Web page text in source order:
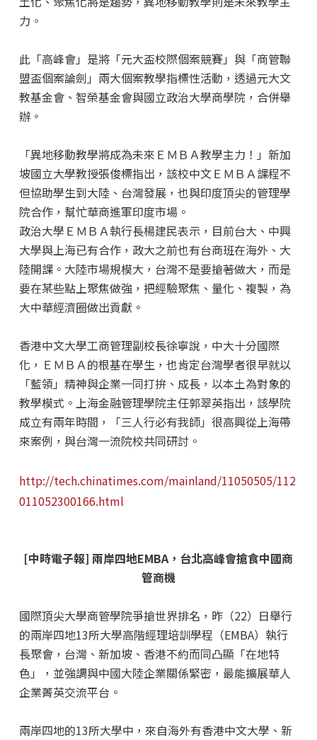
力。
此「高峰會」是將「元大盃校際個案競賽」與「商管聯
盟盃個案論劍」兩大個案教學指標性活動，透過元大文
教基金會、智榮基金會與國立政治大學商學院，合併舉
辦。
「異地移動教學將成為未來ＥＭＢＡ教學主力！」新加
坡國立大學教授張俊標指出，該校中文ＥＭＢＡ課程不
但協助學生到大陸、台灣發展，也與印度頂尖的管理學
院合作，幫忙華商進軍印度市場。
政治大學ＥＭＢＡ執行長楊建民表示，目前台大、中興
大學與上海已有合作，政大之前也有台商班在海外、大
陸開課。大陸市場規模大，台灣不是要搶著做大，而是
要在某些點上聚焦做強，把經驗聚焦、量化、複製，為
大中華經濟圈做出貢獻。
香港中文大學工商管理副校長徐寧說，中大十分國際
化，ＥＭＢＡ的根基在學生，也肯定台灣學者很早就以
「藍領」精神與企業一同打拚、成長，以本土為對象的
教學模式。上海金融管理學院主任郭翠英指出，該學院
成立有兩年時間，「三人行必有我師」很高興從上海帶
來案例，與台灣一流院校共同研討。
http://tech.chinatimes.com/mainland/11050505/112
011052300166.html
[中時電子報] 兩岸四地EMBA，台北高峰會搶食中國商
管商機
國際頂尖大學商管學院爭搶世界排名，昨（22）日舉行
的兩岸四地13所大學高階經理培訓學程（EMBA）執行
長聚會，台灣、新加坡、香港不約而同凸顯「在地特
色」，並強調與中國大陸企業關係緊密，最能擴展華人
企業菁英交流平台。
兩岸四地的13所大學中，來自海外有香港中文大學、新